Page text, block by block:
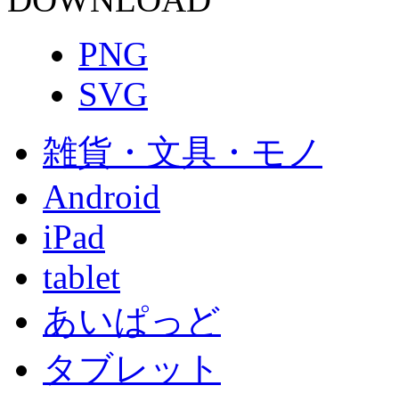
PNG
SVG
雑貨・文具・モノ
Android
iPad
tablet
あいぱっど
タブレット